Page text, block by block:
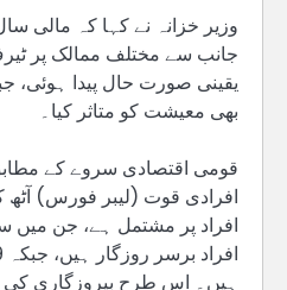
وزیر خزانہ نے کہا کہ مالی
جانب سے مختلف ممالک پر
یقینی صورت حال پیدا ہوئی،
بھی معیشت کو متاثر کیا۔
قومی اقتصادی سروے کے